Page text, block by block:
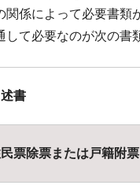
関係によって必要書類
て必要なのが次の書
書
票除票または戸籍附票